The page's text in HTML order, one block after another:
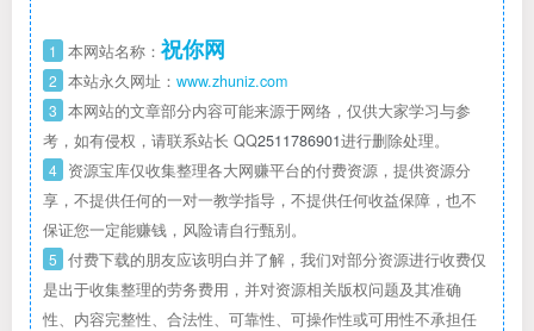
1 本网站名称： 祝你网
2 本站永久网址： www.zhuniz.com
3 本网站的文章部分内容可能来源于网络，仅供大家学习与参
考，如有侵权，请联系站长 QQ2511786901进行删除处理。
4 资源宝库仅收集整理各大网赚平台的付费资源，提供资源分
享，不提供任何的一对一教学指导，不提供任何收益保障，也不
保证您一定能赚钱，风险请自行甄别。
5 付费下载的朋友应该明白并了解，我们对部分资源进行收费仅
是出于收集整理的劳务费用，并对资源相关版权问题及其准确
性、内容完整性、合法性、可靠性、可操作性或可用性不承担任